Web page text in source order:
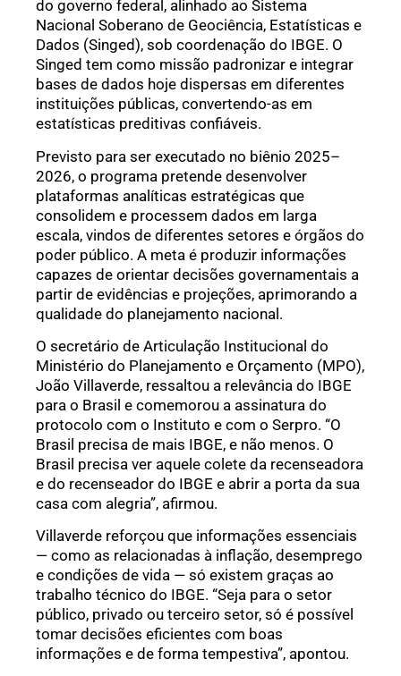
do governo federal, alinhado ao Sistema
Nacional Soberano de Geociência, Estatísticas e
Dados (Singed), sob coordenação do IBGE. O
Singed tem como missão padronizar e integrar
bases de dados hoje dispersas em diferentes
instituições públicas, convertendo-as em
estatísticas preditivas confiáveis.
Previsto para ser executado no biênio 2025–
2026, o programa pretende desenvolver
plataformas analíticas estratégicas que
consolidem e processem dados em larga
escala, vindos de diferentes setores e órgãos do
poder público. A meta é produzir informações
capazes de orientar decisões governamentais a
partir de evidências e projeções, aprimorando a
qualidade do planejamento nacional.
O secretário de Articulação Institucional do
Ministério do Planejamento e Orçamento (MPO),
João Villaverde, ressaltou a relevância do IBGE
para o Brasil e comemorou a assinatura do
protocolo com o Instituto e com o Serpro. “O
Brasil precisa de mais IBGE, e não menos. O
Brasil precisa ver aquele colete da recenseadora
e do recenseador do IBGE e abrir a porta da sua
casa com alegria”, afirmou.
Villaverde reforçou que informações essenciais
— como as relacionadas à inflação, desemprego
e condições de vida — só existem graças ao
trabalho técnico do IBGE. “Seja para o setor
público, privado ou terceiro setor, só é possível
tomar decisões eficientes com boas
informações e de forma tempestiva”, apontou.